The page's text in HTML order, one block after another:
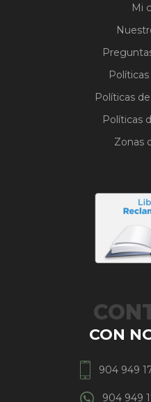
Mi
Políticas
Políticas
Zonas
CON
904 949
904 949